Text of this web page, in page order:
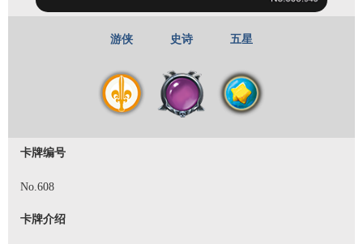
游侠 史诗 五星
卡牌编号
No.608
卡牌介绍